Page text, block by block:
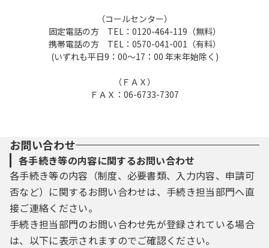
（コールセンター）
固定電話の方 TEL：0120-464-119（無料）
携帯電話の方 TEL：0570-041-001（有料）
(いずれも平日9：00～17：00 年末年始除く)
（ＦＡＸ）
ＦＡＸ：06-6733-7307
お問い合わせ
各手続き等の内容に関するお問い合わせ
各手続き等の内容（制度、必要書類、入力内容、申請可
否など）に関するお問い合わせは、手続き担当部門へ直
接ご連絡ください。
手続き担当部門のお問い合わせ先が登録されている場合
は、以下に表示されますのでご確認ください。